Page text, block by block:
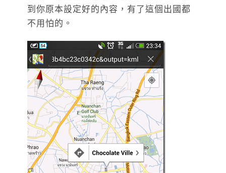
到你原本設定好的內容，有了這個出國都
不用怕的。